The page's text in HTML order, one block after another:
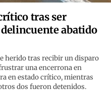
tras ser
abatido
herido tras recibir un disparo
una encerrona en
en estado crítico, mientras
dos fueron detenidos.